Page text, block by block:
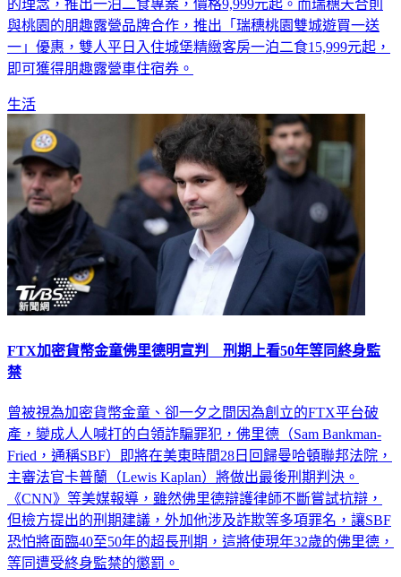
店於2024年推出各自的優惠專案，理想大地以「輕。慢。野」
的理念，推出一泊二食專案，價格9,999元起。而瑞穗天合則
與桃園的朋趣露營品牌合作，推出「瑞穗桃園雙城遊買一送
一」優惠，雙人平日入住城堡精緻客房一泊二食15,999元起，
生活
FTX加密貨幣金童佛里德明宣判 刑期上看50年等同終身監
曾被視為加密貨幣金童、卻一夕之間因為創立的FTX平台破
產，變成人人喊打的白領詐騙罪犯，佛里德（Sam Bankman-
Fried，通稱SBF）即將在美東時間28日回歸曼哈頓聯邦法院，
主審法官卡普蘭（Lewis Kaplan）將做出最後刑期判決。
《CNN》等美媒報導，雖然佛里德辯護律師不斷嘗試抗辯，
但檢方提出的刑期建議，外加他涉及詐欺等多項罪名，讓SBF
恐怕將面臨40至50年的超長刑期，這將使現年32歲的佛里德，